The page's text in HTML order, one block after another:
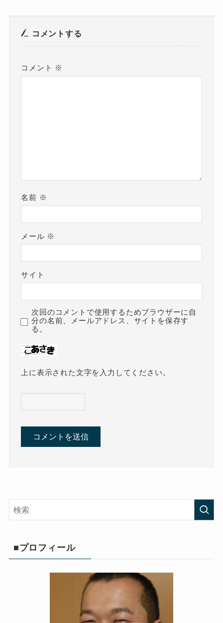
コメントする
コメント ※
名前 ※
メール ※
サイト
次回のコメントで使用するためブラウザーに自
分の名前、メールアドレス、サイトを保存す
る。
上に表示された文字を入力してください。
■プロフィール